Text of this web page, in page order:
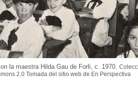
la maestra Hilda Gau de Forli, c. 1970.
2.0 Tomada del sitio web de En Perspectiva